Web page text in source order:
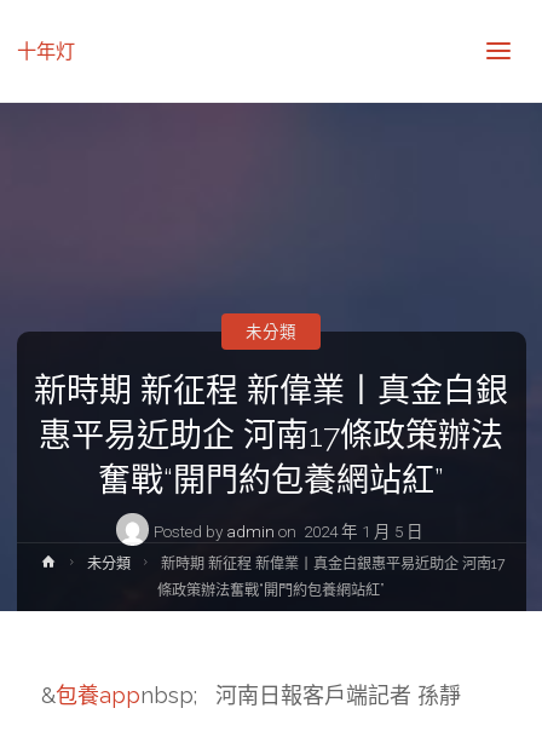
十年灯
新時期 新征程 新偉業丨真金白銀
惠平易近助企 河南17條政策辦法
奮戰“開門約包養網站紅”
Posted by admin on 2024 年 1 月 5 日
未分類
Home未分類
新時期 新征程 新偉業丨真金白銀惠平易近助企 河南17
條政策辦法奮戰“開門約包養網站紅”
&包養appnbsp; 河南日報客戶端記者 孫靜